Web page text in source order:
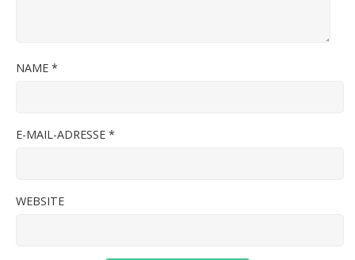
NAME *
E-MAIL-ADRESSE *
WEBSITE